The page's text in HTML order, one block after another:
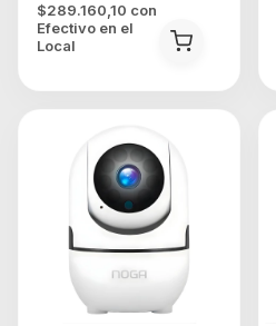
$289.160,10 con
Efectivo en el
Local